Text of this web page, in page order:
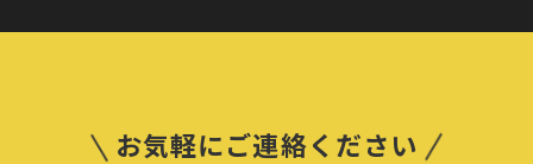
お気軽にご連絡ください